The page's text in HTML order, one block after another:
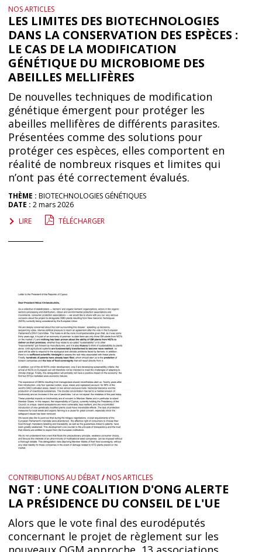
NOS ARTICLES
LES LIMITES DES BIOTECHNOLOGIES
DANS LA CONSERVATION DES ESPÈCES :
LE CAS DE LA MODIFICATION
GÉNÉTIQUE DU MICROBIOME DES
ABEILLES MELLIFÈRES
De nouvelles techniques de modification
génétique émergent pour protéger les
abeilles mellifères de différents parasites.
Présentées comme des solutions pour
protéger ces espèces, elles comportent en
réalité de nombreux risques et limites qui
n’ont pas été correctement évalués.
THÈME : BIOTECHNOLOGIES GÉNÉTIQUES
DATE : 2 mars 2026
LIRE
TÉLÉCHARGER
CONTRIBUTIONS AU DÉBAT/NOS ARTICLES
NGT : UNE COALITION D'ONG ALERTE
LA PRÉSIDENCE DU CONSEIL DE L'UE
Alors que le vote final des eurodéputés
concernant le projet de règlement sur les